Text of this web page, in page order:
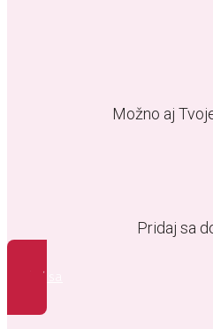
Možno aj
Pridaj sa
Pridať sa